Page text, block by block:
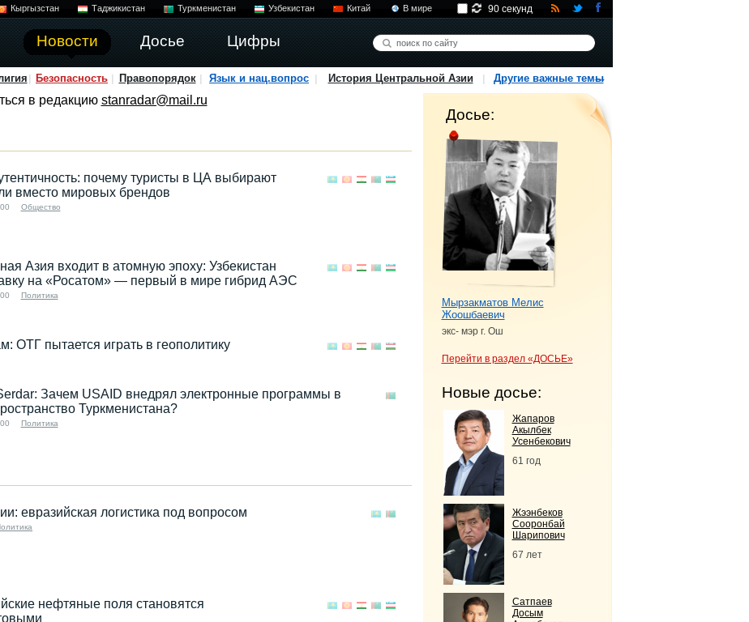
Кыргызстан Таджикистан Туркменистан Узбекистан Китай В мире
Новости Досье Цифры
90 секунд
Безопасность Правопорядок Язык и нац.вопрос История Центральной Азии Другие важные темы
в редакцию stanradar@mail.ru
почему туристы в ЦА выбирают
вместо мировых брендов
Общество
Азия входит в атомную эпоху: Узбекистан
на «Росатом» — первый в мире гибрид АЭС
Политика
ОТГ пытается играть в геополитику
Зачем USAID внедрял электронные программы в
Туркменистана?
Политика
евразийская логистика под вопросом
нефтяные поля становятся
Досье:
Мырзакматов Мелис
Жоошбаевич
экс- мэр г. Ош
Перейти в раздел «ДОСЬЕ»
Новые досье:
Жапаров
Акылбек
Усенбекович
61 год
Жээнбеков
Сооронбай
Шарипович
67 лет
Сатпаев
Досым